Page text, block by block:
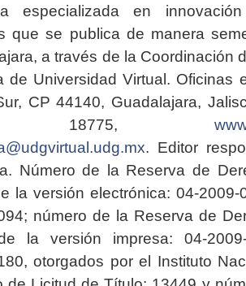
especializada en
que se publica de manera
a través de la Coordinación
de Universidad Virtual. Oficinas
CP 44140, Guadalajara,
18775,
. Editor
Número de la Reserva de
la versión electrónica: 04-2009-
número de la Reserva de
la versión impresa: 04-2009-
otorgados por el Instituto